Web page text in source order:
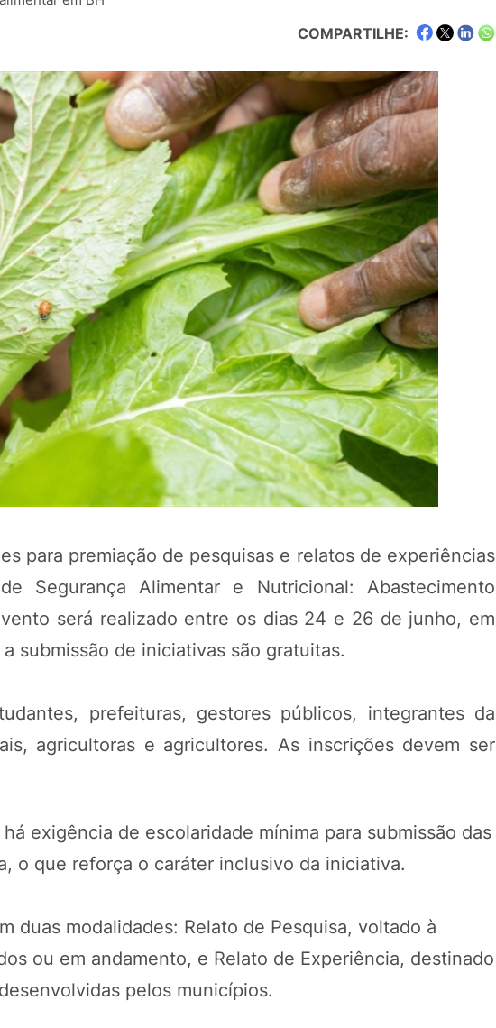
COMPARTILHE:
para premiação de pesquisas e relatos de experiências
Segurança Alimentar e Nutricional: Abastecimento
será realizado entre os dias 24 e 26 de junho, em
submissão de iniciativas são gratuitas.
prefeituras, gestores públicos, integrantes da
agricultoras e agricultores. As inscrições devem ser
há exigência de escolaridade mínima para submissão das
o que reforça o caráter inclusivo da iniciativa.
duas modalidades: Relato de Pesquisa, voltado à
ou em andamento, e Relato de Experiência, destinado
pelos municípios.